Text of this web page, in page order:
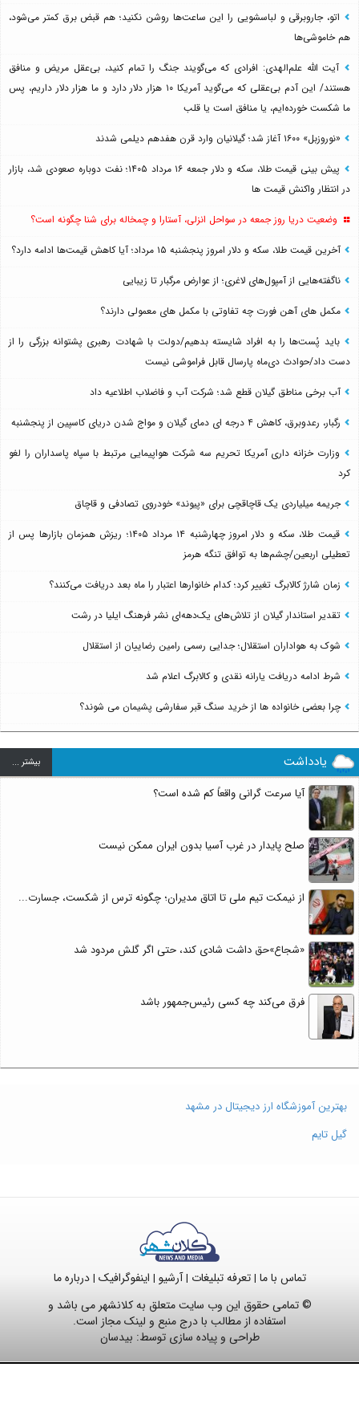
اتو، جاروبرقی و لباسشویی را این ساعت‌ها روشن نکنید؛ هم قبض برق کمتر می‌شود،
هم خاموشی‌ها
آیت الله علم‌الهدی: افرادی که می‌گویند جنگ را تمام کنید، بی‌عقل مریض و منافق
هستند/ این آدم بی‌عقلی که می‌گوید آمریکا ۱۰ هزار دلار دارد و ما هزار دلار داریم، پس
ما شکست خورده‌ایم، یا منافق است یا قلب
«نوروزبل» ۱۶۰۰ آغاز شد؛ گیلانیان وارد قرن هفدهم دیلمی شدند
پیش بینی قیمت طلا، سکه و دلار جمعه ۱۶ مرداد ۱۴۰۵؛ نفت دوباره صعودی شد، بازار
در انتظار واکنش قیمت ها
وضعیت دریا روز جمعه در سواحل انزلی، آستارا و چمخاله برای شنا چگونه است؟
آخرین قیمت طلا، سکه و دلار امروز پنجشنبه ۱۵ مرداد؛ آیا کاهش قیمت‌ها ادامه دارد؟
ناگفته‌هایی از آمپول‌های لاغری؛ از عوارض مرگبار تا زیبایی
مکمل های آهن فورت چه تفاوتی با مکمل های معمولی دارند؟
باید پُست‌ها را به افراد شایسته بدهیم/دولت با شهادت رهبری پشتوانه بزرگی را از
دست داد/حوادث دی‌ماه پارسال قابل فراموشی نیست
آب برخی مناطق گیلان قطع شد؛ شرکت آب و فاضلاب اطلاعیه داد
رگبار، رعدوبرق، کاهش ۴ درجه ای دمای گیلان و مواج شدن دریای کاسپین از پنجشنبه
وزارت خزانه داری آمریکا تحریم سه شرکت هواپیمایی مرتبط با سپاه پاسداران را لغو
کرد
جریمه میلیاردی یک قاچاقچی برای «پیوند» خودروی تصادفی و قاچاق
قیمت طلا، سکه و دلار امروز چهارشنبه ۱۴ مرداد ۱۴۰۵؛ ریزش همزمان بازارها پس از
تعطیلی اربعین/چشم‌ها به توافق تنگه هرمز
زمان شارژ کالابرگ تغییر کرد؛ کدام خانوارها اعتبار را ماه بعد دریافت می‌کنند؟
تقدیر استاندار گیلان از تلاش‌های یک‌دهه‌ای نشر فرهنگ ایلیا در رشت
شوک به هواداران استقلال؛ جدایی رسمی رامین رضاییان از استقلال
شرط ادامه دریافت یارانه نقدی و کالابرگ اعلام شد
چرا بعضی خانواده ها از خرید سنگ قبر سفارشی پشیمان می شوند؟
یادداشت بيشتر ...
آیا سرعت گرانی واقعاً کم شده است؟
صلح پایدار در غرب آسیا بدون ایران ممکن نیست
از نیمکت تیم ملی تا اتاق مدیران؛ چگونه ترس از شکست، جسارت...
«شجاع»حق داشت شادی کند، حتی اگر گلش مردود شد
فرق می‌کند چه کسی رئیس‌جمهور باشد
بهترین آموزشگاه ارز دیجیتال در مشهد
گیل تایم
تماس با ما |تعرفه تبلیغات |آرشیو | اینفوگرافیک |درباره ما
© تمامی حقوق این وب سایت متعلق به کلانشهر می باشد و
استفاده از مطالب با درج منبع و لینک مجاز است.
طراحی و پیاده سازی توسط: بیدسان